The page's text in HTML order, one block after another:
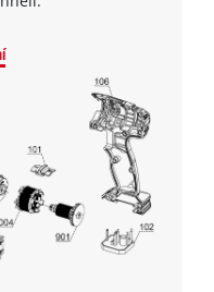
Google Maps
váš souhlas!
permitted to load due
not disclosed to the